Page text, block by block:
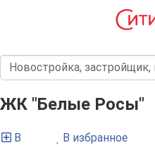
ЖК "Белые Росы"
В
В избранное